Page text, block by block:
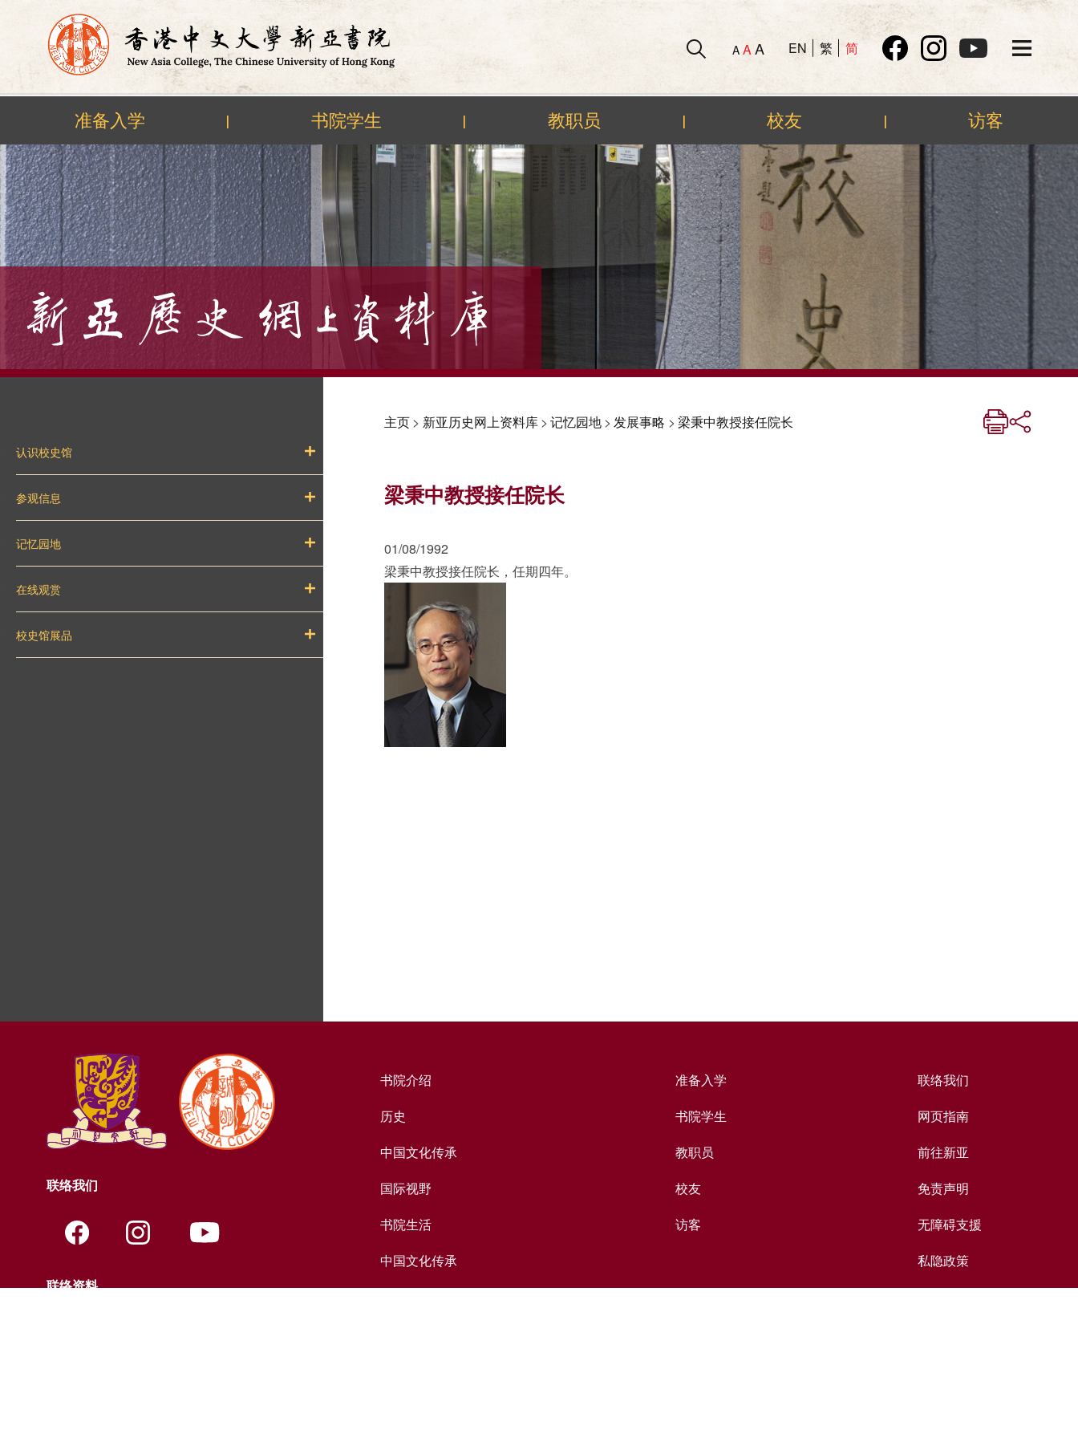
Skip
to
content
A AA EN 繁 简
准备入学 | 书院学生 | 教职员 | 校友 | 访客
认识校史馆
参观信息
记忆园地
在线观赏
校史馆展品
主页> 新亚历史网上资料库> 记忆园地> 发展事略 > 梁秉中教授接任院长
梁秉中教授接任院长
01/08/1992
梁秉中教授接任院长，任期四年。
联络我们
联络资料
书院介绍
历史
中国文化传承
国际视野
书院生活
中国文化传承
准备入学
书院学生
教职员
校友
访客
联络我们
网页指南
前往新亚
免责声明
无障碍支援
私隐政策